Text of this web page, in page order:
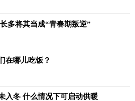
多将其当成“青春期叛逆”
在哪儿吃饭？
入冬 什么情况下可启动供暖